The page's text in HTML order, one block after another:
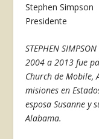
Stephen Simpson
Presidente
STEPHEN
2004 a 2013 fue
Church de Mobile,
misiones en
esposa Susanne y
Alabama.